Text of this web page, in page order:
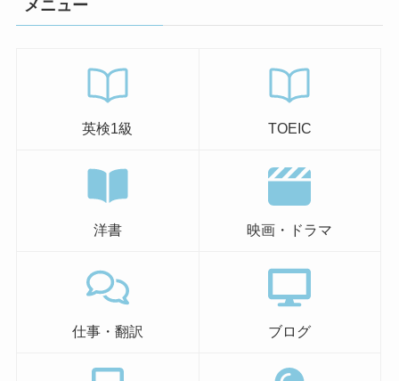
メニュー
英検1級 TOEIC
洋書 映画・ドラマ
仕事・翻訳 ブログ